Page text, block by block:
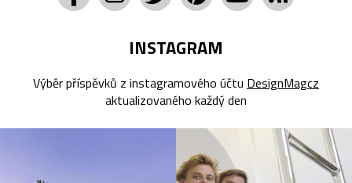
INSTAGRAM
Výběr příspěvků z instagramového účtu DesignMagcz
aktualizovaného každý den